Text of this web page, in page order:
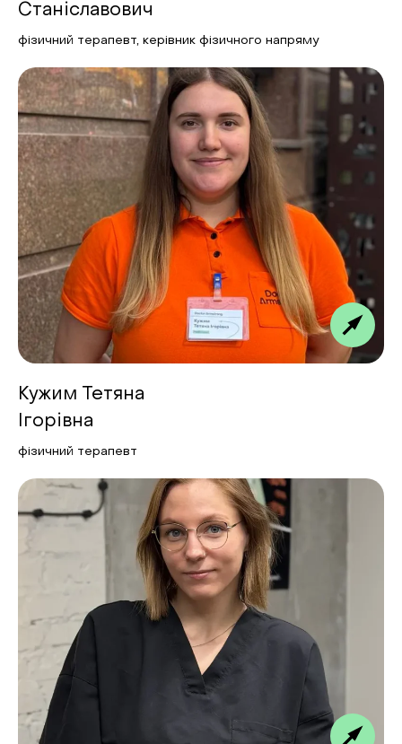
Станіславович
фізичний терапевт, керівник фізичного напряму
Кужим Тетяна
Ігорівна
фізичний терапевт